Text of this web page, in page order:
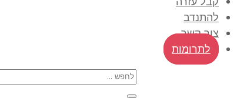
להתנדב
צור קשר
לתרומות